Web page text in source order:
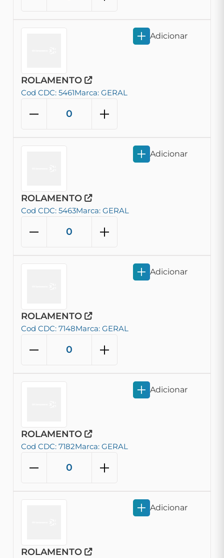
ROLAMENTO
Cod CDC: 5461Marca: GERAL
Adicionar
ROLAMENTO
Cod CDC: 5463Marca: GERAL
Adicionar
ROLAMENTO
Cod CDC: 7148Marca: GERAL
Adicionar
ROLAMENTO
Cod CDC: 7182Marca: GERAL
Adicionar
ROLAMENTO
Adicionar